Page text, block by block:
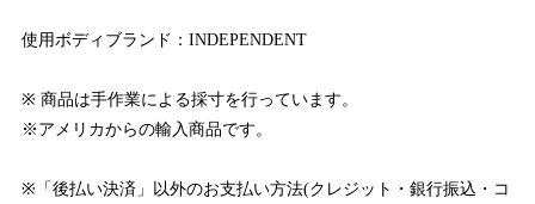
使用ボディブランド：INDEPENDENT
※ 商品は手作業による採寸を行っています。
※アメリカからの輸入商品です。
※「後払い決済」以外のお支払い方法(クレジット・銀行振込・コ